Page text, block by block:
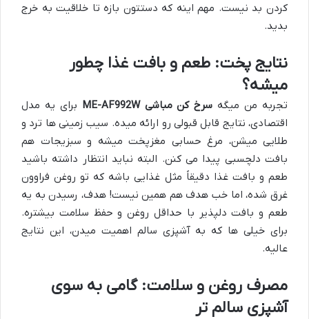
کردن بد نیست. مهم اینه که دستتون بازه تا خلاقیت به خرج
بدید.
نتایج پخت: طعم و بافت غذا چطور
میشه؟
تجربه من میگه سرخ کن مباشی ME-AF992W
برای یه مدل
اقتصادی، نتایج قابل قبولی رو ارائه میده. سیب زمینی ها ترد و
طلایی میشن، مرغ حسابی مغزپخت میشه و سبزیجات هم
بافت دلچسبی پیدا می کنن. البته نباید انتظار داشته باشید
طعم و بافت غذا دقیقاً مثل غذایی باشه که تو روغن فراوون
غرق شده، اما خب هدف هم همین نیست! هدف، رسیدن به یه
طعم و بافت دلپذیر با حداقل روغن و حفظ سلامت بیشتره.
برای خیلی ها که به آشپزی سالم اهمیت میدن، این نتایج
عالیه.
مصرف روغن و سلامت: گامی به سوی
آشپزی سالم تر